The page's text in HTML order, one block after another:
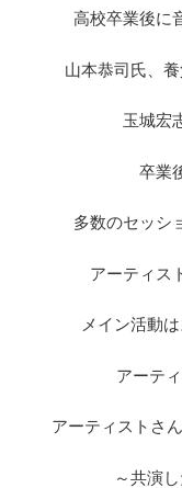
高校卒業後に
山本恭司氏、
玉城宏
卒業
多数のセッシ
アーティス
メイン活動
アーテ
アーティストさ
～共演